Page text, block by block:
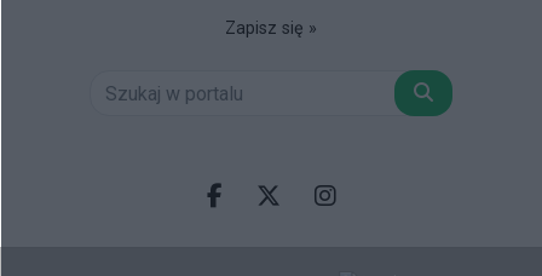
Zapisz się »
Szukaj
Facebook.com
X.comInstagram.com